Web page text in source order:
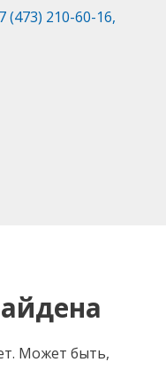
(473) 210-60-16,
Может быть,